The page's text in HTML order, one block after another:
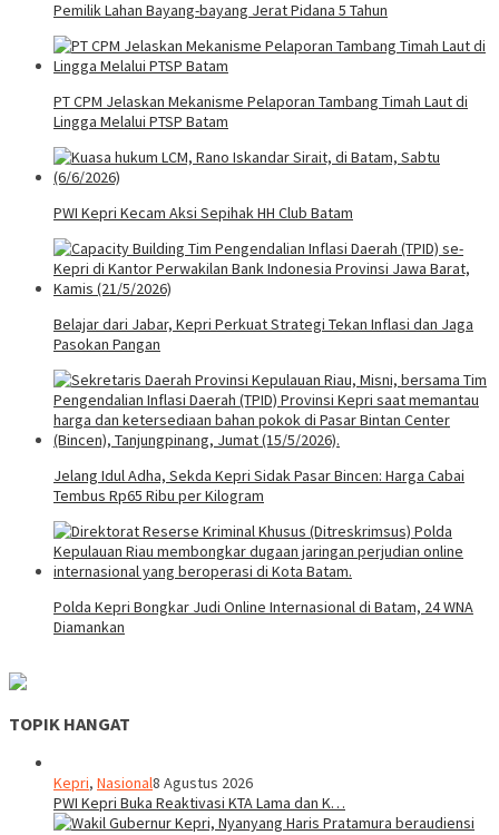
Pemilik Lahan Bayang-bayang Jerat Pidana 5 Tahun
PT CPM Jelaskan Mekanisme Pelaporan Tambang Timah Laut di
Lingga Melalui PTSP Batam
PWI Kepri Kecam Aksi Sepihak HH Club Batam
Belajar dari Jabar, Kepri Perkuat Strategi Tekan Inflasi dan Jaga
Pasokan Pangan
Jelang Idul Adha, Sekda Kepri Sidak Pasar Bincen: Harga Cabai
Tembus Rp65 Ribu per Kilogram
Polda Kepri Bongkar Judi Online Internasional di Batam, 24 WNA
Diamankan
TOPIK HANGAT
Kepri, Nasional8 Agustus 2026
PWI Kepri Buka Reaktivasi KTA Lama dan K…